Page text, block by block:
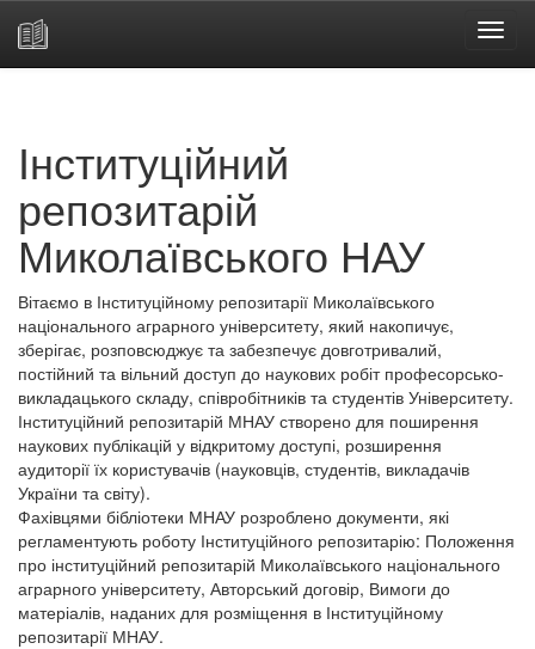
Інституційний
репозитарій
Миколаївського НАУ
Вітаємо в Інституційному репозитарії Миколаївського
національного аграрного університету, який накопичує,
зберігає, розповсюджує та забезпечує довготривалий,
постійний та вільний доступ до наукових робіт професорсько-
викладацького складу, співробітників та студентів Університету.
Інституційний репозитарій МНАУ створено для поширення
наукових публікацій у відкритому доступі, розширення
аудиторії їх користувачів (науковців, студентів, викладачів
України та світу).
Фахівцями бібліотеки МНАУ розроблено документи, які
регламентують роботу Інституційного репозитарію: Положення
про інституційний репозитарій Миколаївського національного
аграрного університету, Авторський договір, Вимоги до
матеріалів, наданих для розміщення в Інституційному
репозитарії МНАУ.